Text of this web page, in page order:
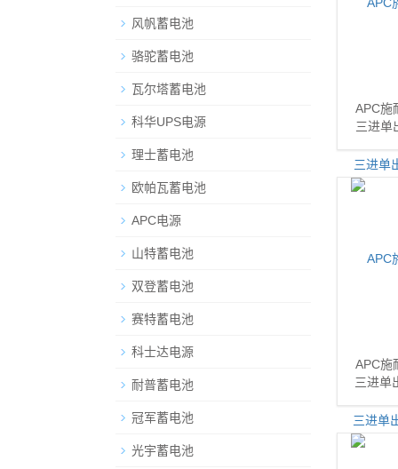
APC施
三进单
APC施
三进单
风帆蓄电池
骆驼蓄电池
瓦尔塔蓄电池
科华UPS电源
理士蓄电池
欧帕瓦蓄电池
APC电源
山特蓄电池
双登蓄电池
赛特蓄电池
科士达电源
耐普蓄电池
冠军蓄电池
光宇蓄电池